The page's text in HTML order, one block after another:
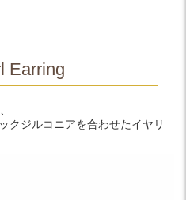
Earring
クジルコニアを合わせたイヤリ